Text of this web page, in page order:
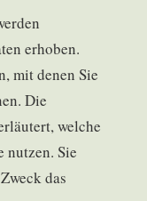
erhoben.
mit denen Sie
Die
welche
nutzen. Sie
das